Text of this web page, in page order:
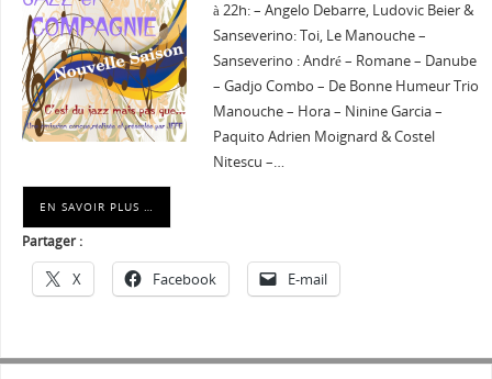
à 22h: – Angelo Debarre, Ludovic Beier &
Sanseverino: Toi, Le Manouche –
Sanseverino : André – Romane – Danube
– Gadjo Combo – De Bonne Humeur Trio
Manouche – Hora – Ninine Garcia –
Paquito Adrien Moignard & Costel
Nitescu –…
EN SAVOIR PLUS …
Partager :
X Facebook E-mail